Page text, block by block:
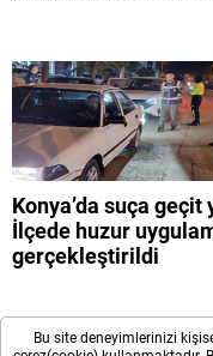
Konya’da suça geçit
İlçede huzur
gerçekleştirildi
Bu site deneyimlerinizi